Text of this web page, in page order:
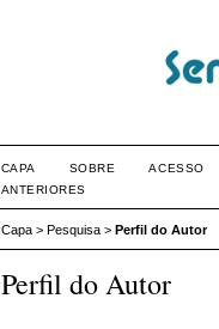
CAPA SOBRE
ACESSO
ANTERIORES
Capa> Pesquisa> Perfil do Autor
Perfil do Autor